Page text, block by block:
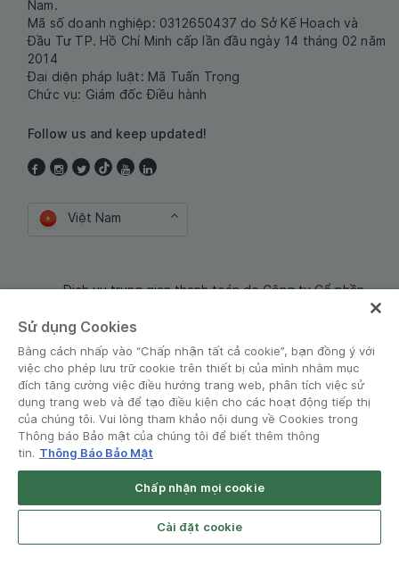
Nam.
Mã số doanh nghiệp: 0312650437 do Sở Kế Hoạch và
Đầu Tư TP. Hồ Chí Minh cấp lần đầu ngày 14 tháng 02 năm
2014
Đại diện pháp luật: Mã Tuấn Trọng
Chức vụ: Giám đốc Điều hành
Follow us and keep updated!
Việt Nam
Dịch vụ trung gian thanh toán do Công ty Cổ phần
© Grab 2010 - 2026
Grab Driver for Android Open App
Sử dụng Cookies
Bằng cách nhấp vào “Chấp nhận tất cả cookie”, bạn đồng ý với
việc cho phép lưu trữ cookie trên thiết bị của mình nhằm mục
đích tăng cường việc điều hướng trang web, phân tích việc sử
dụng trang web và để tạo điều kiện cho các hoạt động tiếp thị
của chúng tôi. Vui lòng tham khảo nội dung về Cookies trong
Thông báo Bảo mật của chúng tôi để biết thêm thông
tin. Thông Báo Bảo Mật
Chấp nhận mọi cookie
Cài đặt cookie